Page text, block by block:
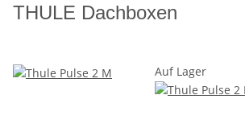
THULE Dachboxen
Auf Lager